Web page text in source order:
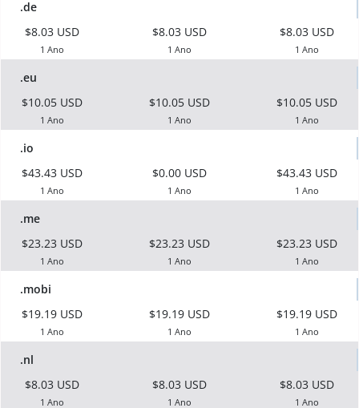
.de
$8.03 USD
1 Ano
$8.03 USD
1 Ano
$8.03 USD
1 Ano
.eu
$10.05 USD
1 Ano
$10.05 USD
1 Ano
$10.05 USD
1 Ano
.io
$43.43 USD
1 Ano
$0.00 USD
1 Ano
$43.43 USD
1 Ano
.me
$23.23 USD
1 Ano
$23.23 USD
1 Ano
$23.23 USD
1 Ano
.mobi
$19.19 USD
1 Ano
$19.19 USD
1 Ano
$19.19 USD
1 Ano
.nl
$8.03 USD
1 Ano
$8.03 USD
1 Ano
$8.03 USD
1 Ano